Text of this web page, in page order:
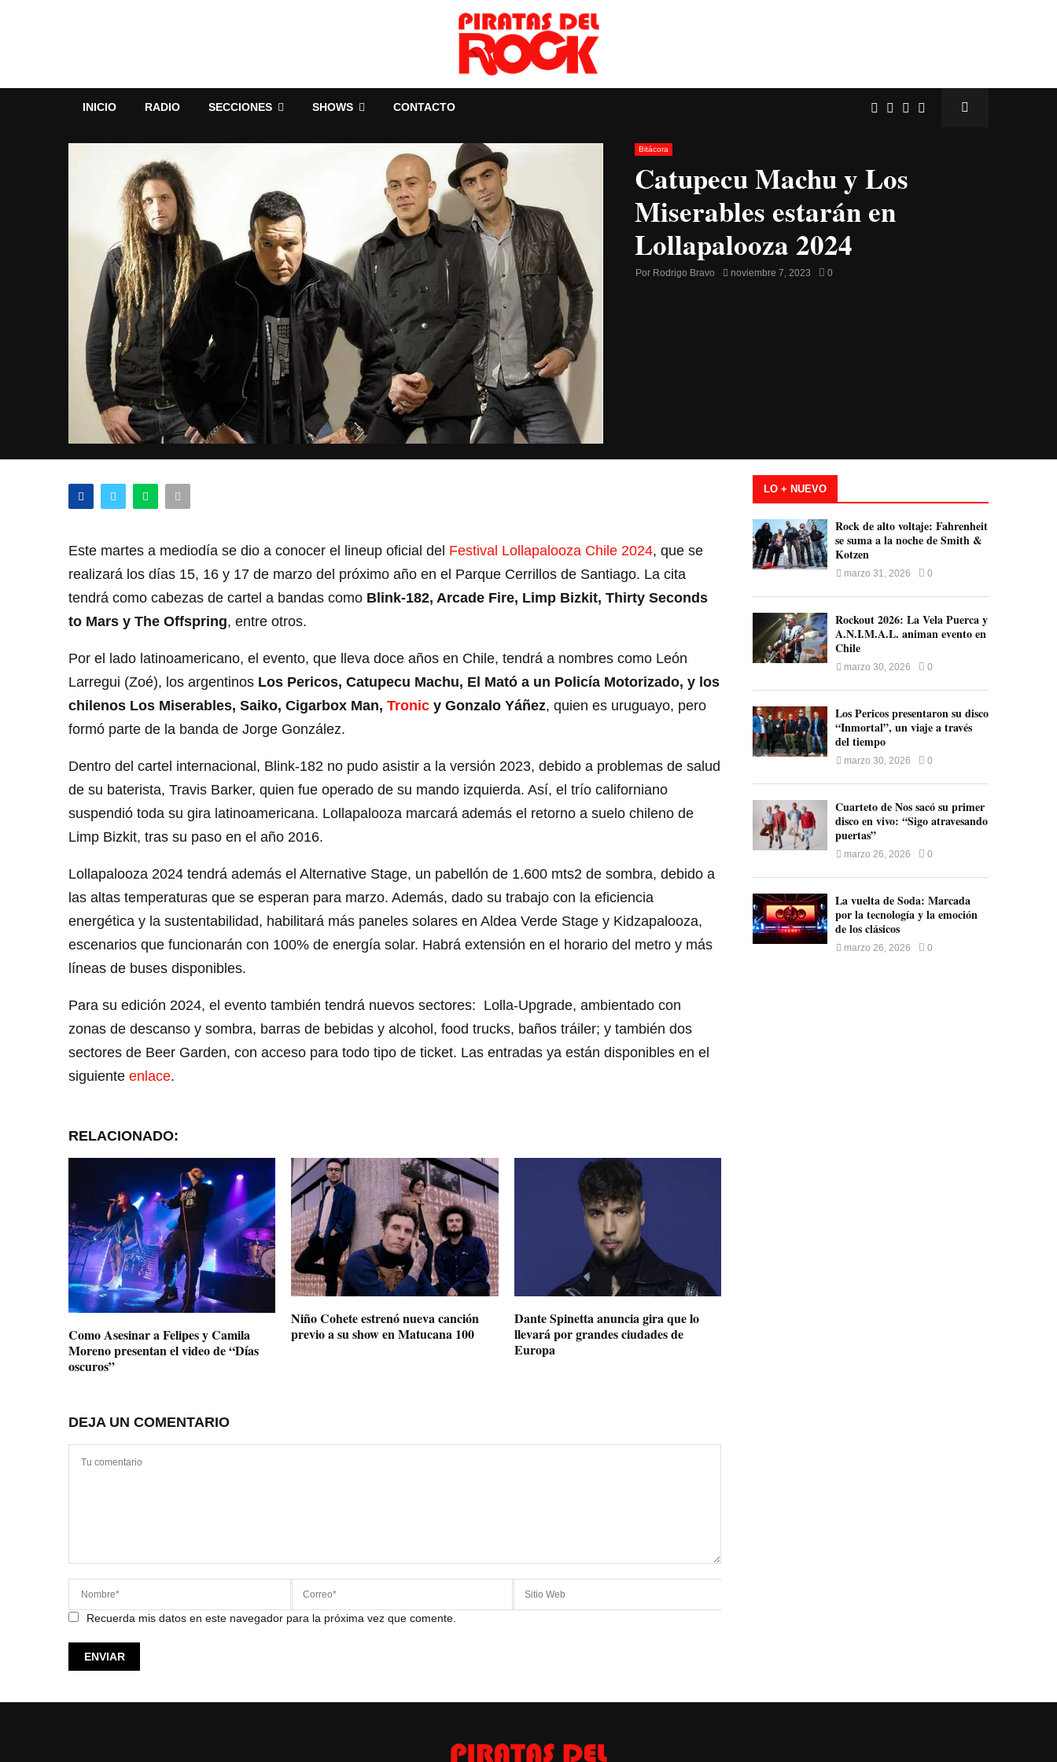
INICIO RADIO SECCIONES SHOWS CONTACTO
Bitácora
Catupecu Machu y Los
Miserables estarán en
Lollapalooza 2024
Por Rodrigo Bravo noviembre 7, 2023 0
Este martes a mediodía se dio a conocer el lineup oficial del Festival Lollapalooza Chile 2024, que se
realizará los días 15, 16 y 17 de marzo del próximo año en el Parque Cerrillos de Santiago. La cita
tendrá como cabezas de cartel a bandas como Blink-182, Arcade Fire, Limp Bizkit, Thirty Seconds
to Mars y The Offspring, entre otros.
Por el lado latinoamericano, el evento, que lleva doce años en Chile, tendrá a nombres como León
Larregui (Zoé), los argentinos Los Pericos, Catupecu Machu, El Mató a un Policía Motorizado, y los
chilenos Los Miserables, Saiko, Cigarbox Man, Tronic y Gonzalo Yáñez, quien es uruguayo, pero
formó parte de la banda de Jorge González.
Dentro del cartel internacional, Blink-182 no pudo asistir a la versión 2023, debido a problemas de salud
de su baterista, Travis Barker, quien fue operado de su mando izquierda. Así, el trío californiano
suspendió toda su gira latinoamericana. Lollapalooza marcará además el retorno a suelo chileno de
Limp Bizkit, tras su paso en el año 2016.
Lollapalooza 2024 tendrá además el Alternative Stage, un pabellón de 1.600 mts2 de sombra, debido a
las altas temperaturas que se esperan para marzo. Además, dado su trabajo con la eficiencia
energética y la sustentabilidad, habilitará más paneles solares en Aldea Verde Stage y Kidzapalooza,
escenarios que funcionarán con 100% de energía solar. Habrá extensión en el horario del metro y más
líneas de buses disponibles.
Para su edición 2024, el evento también tendrá nuevos sectores: Lolla-Upgrade, ambientado con
zonas de descanso y sombra, barras de bebidas y alcohol, food trucks, baños tráiler; y también dos
sectores de Beer Garden, con acceso para todo tipo de ticket. Las entradas ya están disponibles en el
siguiente enlace.
RELACIONADO:
Como Asesinar a Felipes y Camila
Moreno presentan el video de “Días
oscuros”
Niño Cohete estrenó nueva canción
previo a su show en Matucana 100
Dante Spinetta anuncia gira que lo
llevará por grandes ciudades de
Europa
DEJA UN COMENTARIO
Recuerda mis datos en este navegador para la próxima vez que comente.
LO + NUEVO
Rock de alto voltaje: Fahrenheit
se suma a la noche de Smith &
Kotzen
marzo 31, 2026 0
Rockout 2026: La Vela Puerca y
A.N.I.M.A.L. animan evento en
Chile
marzo 30, 2026 0
Los Pericos presentaron su disco
“Inmortal”, un viaje a través
del tiempo
marzo 30, 2026 0
Cuarteto de Nos sacó su primer
disco en vivo: “Sigo atravesando
puertas”
marzo 26, 2026 0
La vuelta de Soda: Marcada
por la tecnología y la emoción
de los clásicos
marzo 26, 2026 0